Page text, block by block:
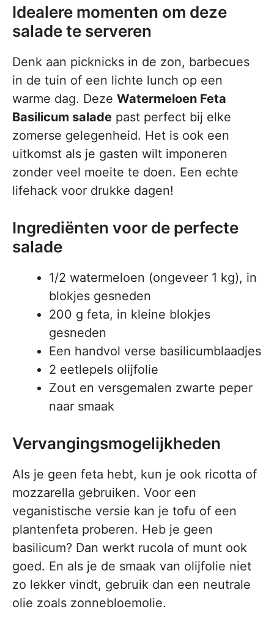
Idealere momenten om deze
salade te serveren
Denk aan picknicks in de zon, barbecues
in de tuin of een lichte lunch op een
warme dag. Deze Watermeloen Feta
Basilicum salade past perfect bij elke
zomerse gelegenheid. Het is ook een
uitkomst als je gasten wilt imponeren
zonder veel moeite te doen. Een echte
lifehack voor drukke dagen!
Ingrediënten voor de perfecte
salade
1/2 watermeloen (ongeveer 1 kg), in
blokjes gesneden
200 g feta, in kleine blokjes
gesneden
Een handvol verse basilicumblaadjes
2 eetlepels olijfolie
Zout en versgemalen zwarte peper
naar smaak
Vervangingsmogelijkheden
Als je geen feta hebt, kun je ook ricotta of
mozzarella gebruiken. Voor een
veganistische versie kan je tofu of een
plantenfeta proberen. Heb je geen
basilicum? Dan werkt rucola of munt ook
goed. En als je de smaak van olijfolie niet
zo lekker vindt, gebruik dan een neutrale
olie zoals zonnebloemolie.